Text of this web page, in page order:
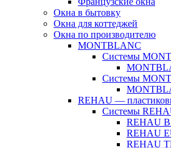
Окна в бытовку
Окна для коттеджей
Окна по производителю
MONTBLANC
Системы
Системы
REHAU —
Системы
REHAU
REHAU
REHAU